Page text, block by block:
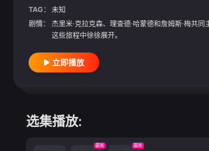
TAG：
未知
剧情：
杰里米·克拉克森、理查德·哈蒙德和詹姆斯·梅共
这些旅程中徐徐展开。
立即播放
选集播放:
最新 最新